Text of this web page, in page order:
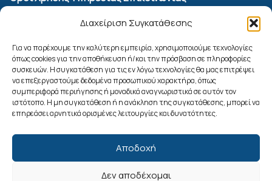
Διαχείριση Συγκατάθεσης
Για να παρέχουμε την καλύτερη εμπειρία, χρησιμοποιούμε τεχνολογίες
όπως cookies για την αποθήκευση ή/και την πρόσβαση σε πληροφορίες
συσκευών. Η συγκατάθεση για τις εν λόγω τεχνολογίες θα μας επιτρέψει
να επεξεργαστούμε δεδομένα προσωπικού χαρακτήρα, όπως
συμπεριφορά περιήγησης ή μοναδικά αναγνωριστικά σε αυτόν τον
ιστότοπο. Η μη συγκατάθεση ή η ανάκληση της συγκατάθεσης, μπορεί να
επηρεάσει αρνητικά ορισμένες λειτουργίες και δυνατότητες.
Αποδοχή
Δεν αποδέχομαι
Πολιτική Cookies (ΕΕ)
Αναζήτηση